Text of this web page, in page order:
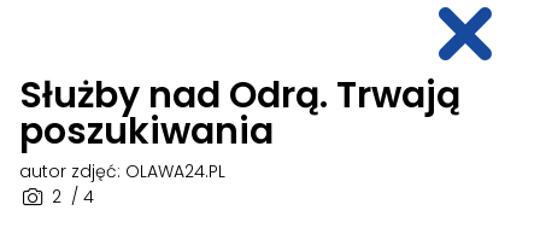
Służby nad Odrą. Trwają
poszukiwania
2 / 4
autor zdjęć: OLAWA24.PL